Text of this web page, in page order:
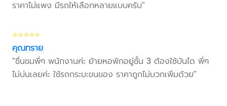
ราคาไม่แพง มีรถให้เลือกหลายแบบครับ"
⭐⭐⭐⭐⭐
คุณทราย
"ชื่นชมพี่ๆ พนักงานค่ะ ย้ายหอพักอยู่ชั้น 3 ต้องใช้บันได พี่ๆ
ไม่บ่นเลยค่ะ ใช้รถกระบะขนของ ราคาถูกไม่บวกเพิ่มด้วย"